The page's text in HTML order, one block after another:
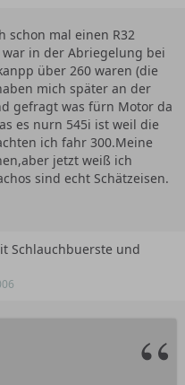
schon mal einen R32
in der Abriegelung bei
über 260 waren (die
mich später an der
gefragt was fürn Motor da
es nurn 545i ist weil die
ich fahr 300.Meine
jetzt weiß ich
sind echt Schätzeisen.
Schlauchbuerste und